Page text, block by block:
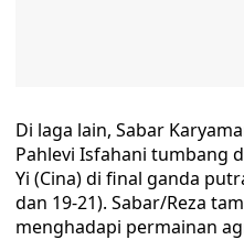
Di laga lain, Sabar
Pahlevi Isfahani tumbang
Yi (Cina) di final ganda
dan 19-21). Sabar/Reza
menghadapi permainan